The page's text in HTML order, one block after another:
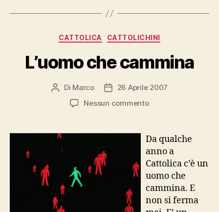
Categorie
CATTOLICA CATTOLICHINI
L’uomo che cammina
Autore
articolo
Di Marco
Data26 Aprile 2007
Nessun commentosu
cammina
Da qualche
anno a
Cattolica c’è un
uomo che
cammina. E
non si ferma